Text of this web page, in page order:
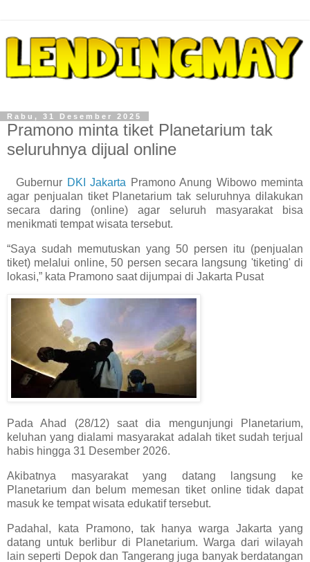
Rabu, 31 Desember 2025
Pramono minta tiket Planetarium tak
seluruhnya dijual online
Gubernur DKI Jakarta Pramono Anung Wibowo meminta
agar penjualan tiket Planetarium tak seluruhnya dilakukan
secara daring (online) agar seluruh masyarakat bisa
menikmati tempat wisata tersebut.
“Saya sudah memutuskan yang 50 persen itu (penjualan
tiket) melalui online, 50 persen secara langsung 'tiketing' di
lokasi,” kata Pramono saat dijumpai di Jakarta Pusat
Pada Ahad (28/12) saat dia mengunjungi Planetarium,
keluhan yang dialami masyarakat adalah tiket sudah terjual
habis hingga 31 Desember 2026.
Akibatnya masyarakat yang datang langsung ke
Planetarium dan belum memesan tiket online tidak dapat
masuk ke tempat wisata edukatif tersebut.
Padahal, kata Pramono, tak hanya warga Jakarta yang
datang untuk berlibur di Planetarium. Warga dari wilayah
lain seperti Depok dan Tangerang juga banyak berdatangan